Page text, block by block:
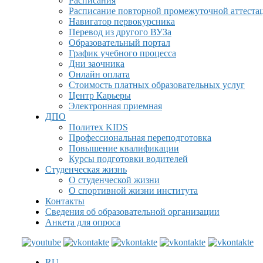
Расписание повторной промежуточной
Навигатор первокурсника
Перевод из другого ВУЗа
Образовательный портал
График учебного процесса
Дни заочника
Онлайн оплата
Стоимость платных образовательных услуг
Центр Карьеры
Электронная приемная
ДПО
Политех KIDS
Профессиональная переподготовка
Повышение квалификации
Курсы подготовки водителей
Студенческая жизнь
О студенческой жизни
О спортивной жизни института
Контакты
Сведения об образовательной организации
Анкета для опроса